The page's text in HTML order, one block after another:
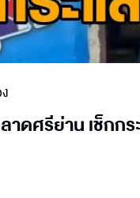
าดศรีย่าน เช็กก